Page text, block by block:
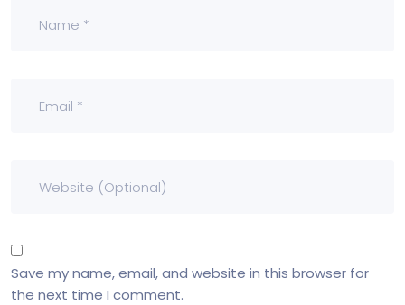
Save my name, email, and website in this browser for
the next time I comment.